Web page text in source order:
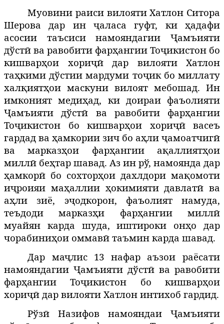
Муовини раиси вилояти Хатлон Ситора
Шерова дар ин ҷаласа гуфт, ки ҳадафи
асосии таъсисинамояндагии Ҷамъияти
дўстӣ ва равобити фарҳангии Тоҷикистон бо
кишварҳои хориҷӣ дар вилояти Хатлон
таҳкими дўстии мардуми тоҷик бо миллату
халқиятҳои маскуни вилоят мебошад. Ин
имконият медиҳад, ки доираи фаъолияти
Ҷамъияти дўстӣ ва равобити фарҳангии
Тоҷикистон бо кишварҳои хориҷӣвасеъ
гардад ва ҳамкории зич бо аҳли ҷамоатчигӣ
ва марказҳои фарҳангии ақаллиятҳои
миллӣ беҳтар шавад. Аз ин рў, намоянда дар
ҳамкорӣ бо сохторҳои дахлдори мақомоти
иҷроияи маҳаллии ҳокимияти давлатӣ ва
аҳли зиё, эҷодкорон, фаъолият намуда,
теъдоди марказҳи фарҳангии миллӣ
муайян карда шуда, иштироки онҳо дар
чорабиниҳои оммавӣ таъмин карда шавад.
Дар маҷлис 13 нафар аъзои раёсати
намояндагии Ҷамъияти дўстӣ ва равобити
фарҳангии Тоҷикистон бо кишварҳои
хориҷӣ дар вилояти Хатлон интихоб гардид.
РўзӣНазифовнамояндаи Ҷамъияти